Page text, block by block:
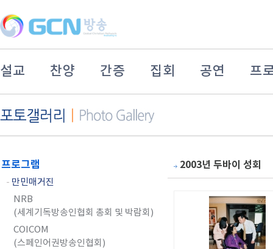
설교 찬양 간증 집회 공연 프
프로그램
- 만민매거진
NRB
(세계기독방송인협회 총회 및 박람회)
COICOM
(스페인어권방송인협회)
2003년 두바이 성회